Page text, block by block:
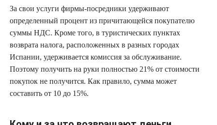
За свои услуги фирмы-посредники удерживают
определенный процент из причитающейся покупателю
суммы НДС. Кроме того, в туристических пунктах
возврата налога, расположенных в разных городах
Испании, удерживается комиссия за обслуживание.
Поэтому получить на руки полностью 21% от стоимости
покупок не получится. Как правило, сумма может
составить от 10 до 15%.